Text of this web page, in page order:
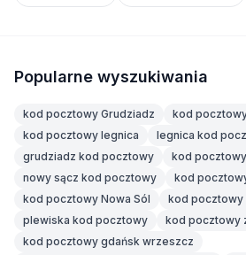
Popularne wyszukiwania
kod pocztowy Grudziadz
kod
kod pocztowy legnica
legnica kod
grudziadz kod pocztowy
kod
nowy sącz kod pocztowy
kod
kod pocztowy Nowa Sól
kod pocztowy
plewiska kod pocztowy
kod pocztowy
kod pocztowy gdańsk wrzeszcz